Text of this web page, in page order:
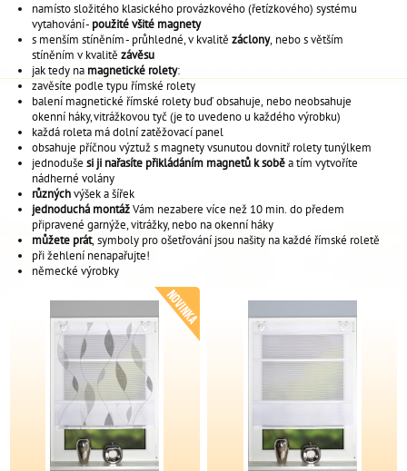
namísto složitého klasického provázkového (řetízkového) systému
vytahování - použité všité magnety
s menším stíněním - průhledné, v kvalitězáclony, nebo s větším
stíněním v kvalitězávěsu
jak tedy na magnetické rolety:
zavěsíte podle typu římské rolety
balení magnetické římské rolety buď obsahuje, nebo neobsahuje
okenní háky, vitrážkovou tyč (je to uvedeno u každého výrobku)
každá roleta má dolní zatěžovací panel
obsahuje příčnou výztuž s magnety vsunutou dovnitř rolety tunýlkem
jednodušesi ji nařasíte přikládáním magnetů k soběa tím vytvoříte
nádherné volány
různýchvýšek a šířek
jednoduchá montážVám nezabere více než 10 min. do předem
připravené garnýže, vitrážky, nebo na okenní háky
můžete prát, symboly pro ošetřování jsou našity na každé římské roletě
při žehlení nenapařujte!
německé výrobky